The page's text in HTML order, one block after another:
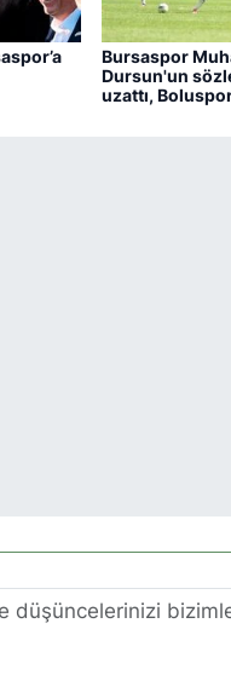
Bursaspor
Dursun'un
uzattı,